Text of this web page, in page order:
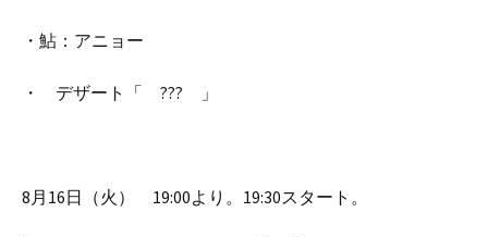
・鮎：アニョー
・ デザート「 ??? 」
8月16日（火） 19:00より。19:30スタート。